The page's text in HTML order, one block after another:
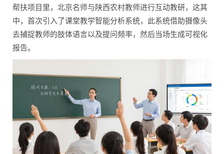
帮扶项目里，北京名师与陕西农村教师进行互动教研，这其
中，首次引入了课堂教学智能分析系统，此系统借助摄像头
去捕捉教师的肢体语言以及提问频率，然后当场生成可视化
报告。